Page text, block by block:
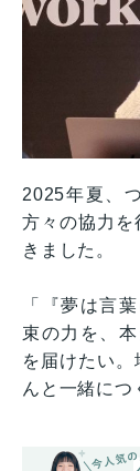
2025年夏、
方々の協力を
きました。
「『夢は言
束の力を、
を届けたい
んと一緒につ